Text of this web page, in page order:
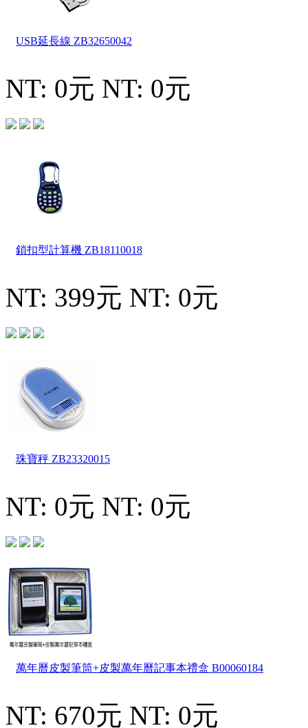
USB延長線 ZB32650042
NT: 0元 NT: 0元
鎖扣型計算機 ZB18110018
NT: 399元 NT: 0元
珠寶秤 ZB23320015
NT: 0元 NT: 0元
萬年曆皮製筆筒+皮製萬年曆記事本禮盒 B00060184
NT: 670元 NT: 0元